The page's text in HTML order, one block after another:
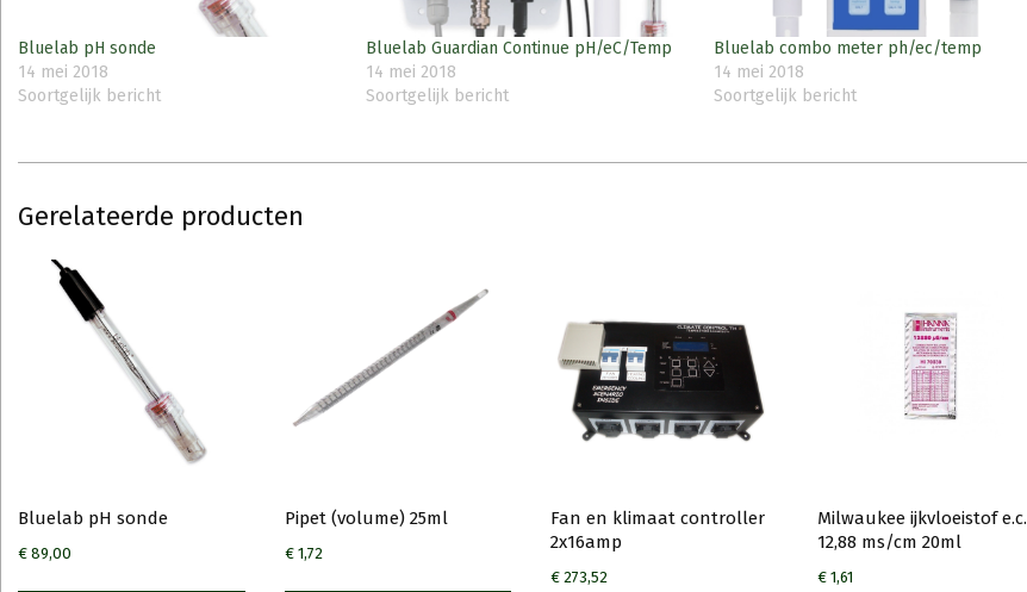
Bluelab pH sonde
14 mei 2018
Soortgelijk bericht
Bluelab Guardian Continue pH/eC/Temp
14 mei 2018
Soortgelijk bericht
Bluelab combo meter ph/ec/temp
14 mei 2018
Soortgelijk bericht
Gerelateerde producten
Bluelab pH sonde
€ 89,00
Pipet (volume) 25ml
€1,72
Fan en klimaat controller
2x16amp
€ 273,52
Milwaukee ijkvloeistof e.c.
12,88 ms/cm 20ml
€1,61